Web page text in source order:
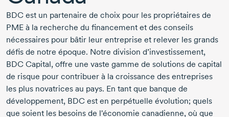
BDC est un partenaire de choix pour les propriétaires de
PME à la recherche du financement et des conseils
nécessaires pour bâtir leur entreprise et relever les grands
défis de notre époque. Notre division d’investissement,
BDC Capital, offre une vaste gamme de solutions de capital
de risque pour contribuer à la croissance des entreprises
les plus novatrices au pays. En tant que banque de
développement, BDC est en perpétuelle évolution; quels
que soient les besoins de l'économie canadienne, où que